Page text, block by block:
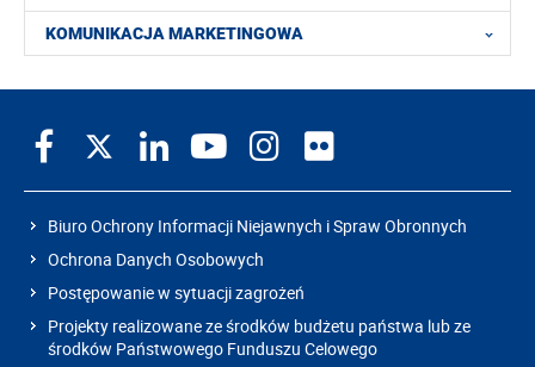
KOMUNIKACJA MARKETINGOWA
Biuro Ochrony Informacji Niejawnych i Spraw Obronnych
Ochrona Danych Osobowych
Postępowanie w sytuacji zagrożeń
Projekty realizowane ze środków budżetu państwa lub ze
środków Państwowego Funduszu Celowego